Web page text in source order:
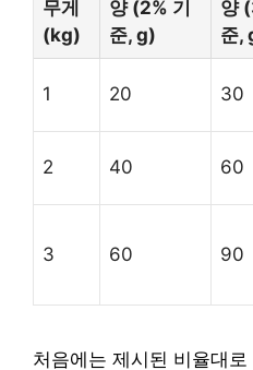
무게
(kg)
양 (2% 기
준, g)
양
준,
1 20 30
2 40 60
3 60 90
처음에는 제시된 비율대